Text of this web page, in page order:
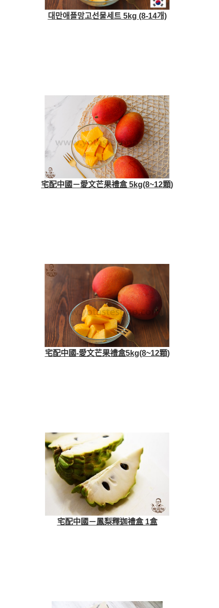
대만애플망고선물세트 5kg (8-14개)
宅配中國－愛文芒果禮盒 5kg(8~12顆)
宅配中國-愛文芒果禮盒5kg(8~12顆)
宅配中國－鳳梨釋迦禮盒 1盒